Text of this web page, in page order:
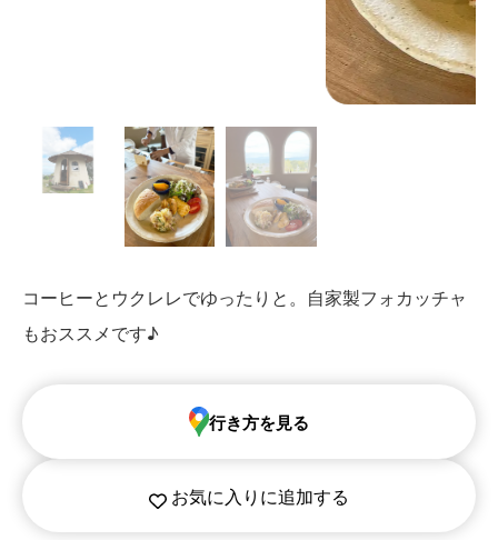
コーヒーとウクレレでゆったりと。自家製フォカッチャ
もおススメです♪
お気に入りに追加する
行き方を見る